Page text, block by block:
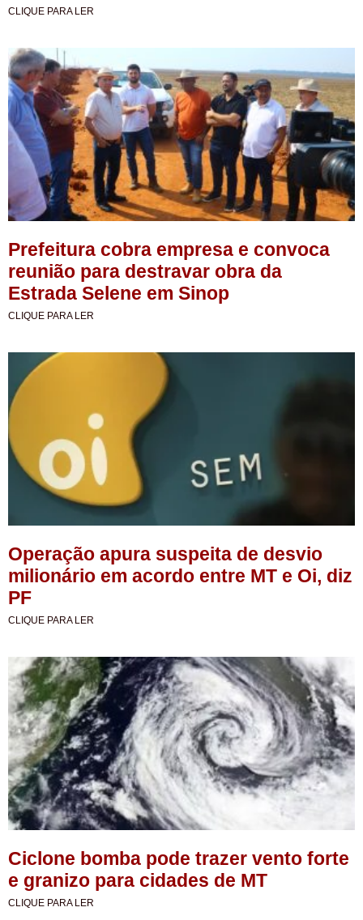
CLIQUE PARA LER
Prefeitura cobra empresa e convoca
reunião para destravar obra da
Estrada Selene em Sinop
CLIQUE PARA LER
Operação apura suspeita de desvio
milionário em acordo entre MT e Oi, diz
PF
CLIQUE PARA LER
Ciclone bomba pode trazer vento forte
e granizo para cidades de MT
CLIQUE PARA LER